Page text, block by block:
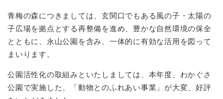
青梅の森につきましては、玄関口でもある風の子・太陽の
子広場を拠点とする再整備を進め、豊かな自然環境の保全
とともに、永山公園を含み、一体的に有効な活用を図って
まいります。
公園活性化の取組みといたしましては、本年度、わかぐさ
公園で実施した、「動物とのふれあい事業」が大変、好評